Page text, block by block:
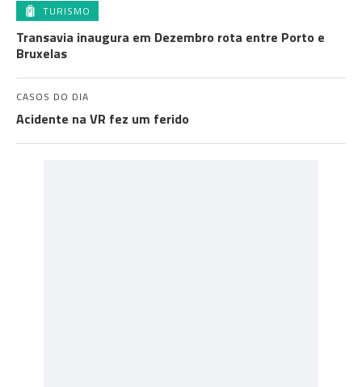
TURISMO
Transavia inaugura em Dezembro rota entre Porto e
Bruxelas
CASOS DO DIA
Acidente na VR fez um ferido